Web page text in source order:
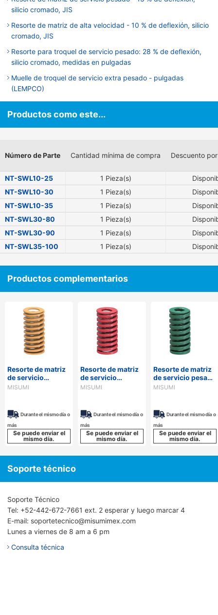
silicio cromado, JIS
Resorte de matriz de alta velocidad - 10 % de deflexión, silicio
cromado, JIS
Resorte para troquel de servicio pesado: 28 % de deflexión,
silicio cromado, medidas en pulgadas
Muelle de troquel de servicio extra pesado - pulgadas
(LEMPCO)
Productos como este...
Número de Parte Cantidad mínima de compra Descuento
NT-SWL10-25 1 Pieza(s)
NT-SWL10-30
1 Pieza(s)
NT-SWL10-35
1 Pieza(s)
NT-SWL30-80
1 Pieza(s)
NT-SWL30-90
1 Pieza(s)
NT-SWL35-100
1 Pieza(s)
Productos complementarios
Resorte de matriz
de servicio
mediano - 50 % de
MISUMI
Durante el mismo día o
más
Se puede enviar el
mismo día.
Resorte de matriz
de servicio
mediano - 32 % de
MISUMI
Durante el mismo día o
más
Se puede enviar el
mismo día.
Resorte de matriz
de servicio pesado
- 24 % de
MISUMI
Durante el mismo día o
más
Se puede enviar el
mismo día.
Soporte técnico
Soporte Técnico
Tel: +52-442-672-7661 ext. 2 esperar y luego marcar 4
E-mail: soportetecnico@misumimex.com
Lunes a viernes de 8 am a 6 pm
Consulta técnica